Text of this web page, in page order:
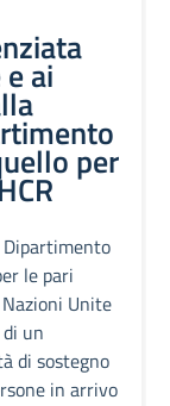
ai
per
le pari
Unite
un
di sostegno
in arrivo